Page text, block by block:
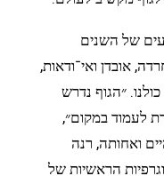
של השנים
אובדן ואי־ודאות,
״הגוף נדרש
לעמוד במקום״,
ואחותה, רנה
הראשיות של